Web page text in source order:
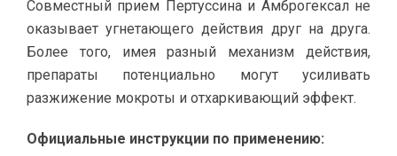
Совместный прием Пертуссина и Амброгексал не
оказывает угнетающего действия друг на друга.
Более того, имея разный механизм действия,
препараты потенциально могут усиливать
разжижение мокроты и отхаркивающий эффект.
Официальные инструкции по применению: